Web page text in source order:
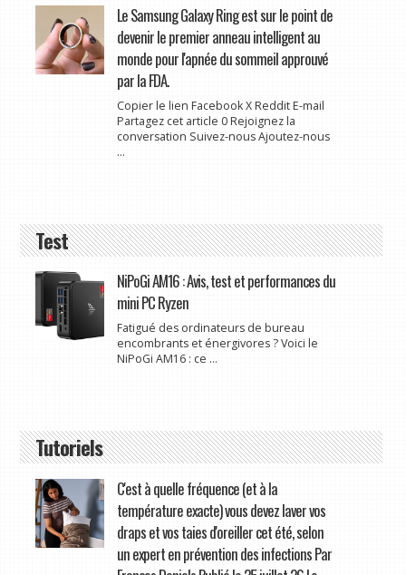
Le Samsung Galaxy Ring est sur le point de
devenir le premier anneau intelligent au
monde pour l'apnée du sommeil approuvé
par la FDA.
Copier le lien Facebook X Reddit E-mail
Partagez cet article 0 Rejoignez la
conversation Suivez-nous Ajoutez-nous
...
Test
NiPoGi AM16 : Avis, test et performances du
mini PC Ryzen
Fatigué des ordinateurs de bureau
encombrants et énergivores ? Voici le
NiPoGi AM16 : ce ...
Tutoriels
C'est à quelle fréquence (et à la
température exacte) vous devez laver vos
draps et vos taies d'oreiller cet été, selon
un expert en prévention des infections Par